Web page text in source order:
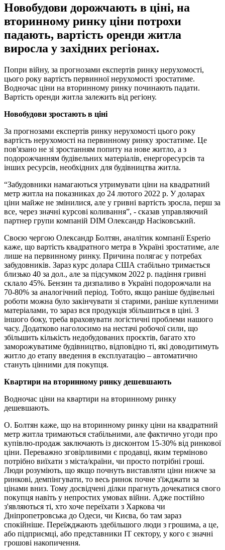
Новобудови дорожчають в ціні, на
вторинному ринку ціни потрохи
падають, вартість оренди житла
виросла у західних регіонах.
Попри війну, за прогнозами експертів ринку нерухомості,
цього року вартість первинної нерухомості зростатиме.
Водночас ціни на вторинному ринку починають падати.
Вартість оренди житла залежить від регіону.
Новобудови зростають в ціні
За прогнозами експертів ринку нерухомості цього року
вартість нерухомості на первинному ринку зростатиме. Це
пов'язано не зі зростанням попиту на нове житло, а з
подорожчанням будівельних матеріалів, енергоресурсів та
інших ресурсів, необхідних для будівництва житла.
“Забудовники намагаються утримувати ціни на квадратний
метр житла на показниках до 24 лютого 2022 р. У доларах
ціни майже не змінилися, але у гривні вартість зросла, перш за
все, через значні курсові коливання”, - сказав управляючий
партнер групи компаній DIM Олександр Насіковський.
Своєю чергою Олександр Болтян, аналітик компанії Esperio
каже, що вартість квадратного метра в Україні зростатиме, але
лише на первинному ринку. Причина полягає у потребах
забудовників. Зараз курс долара США стабільно тримається
близько 40 за дол., але за підсумком 2022 р. падіння гривні
склало 45%. Бензин та дизпаливо в Україні подорожчали на
70-80% за аналогічний період. Тобто, якщо раніше будівельні
роботи можна було закінчувати зі старими, раніше купленими
матеріалами, то зараз вся продукція збільшиться в ціні. З
іншого боку, треба враховувати логістичні проблеми нашого
часу. Додатково наголосимо на нестачі робочої сили, що
збільшить кількість недобудованих проєктів, багато хто
заморожуватиме будівництво, відповідно ті, які доводитимуть
житло до етапу введення в експлуатацію – автоматично
стануть цінними для покупця.
Квартири на вторинному ринку дешевшають
Водночас ціни на квартири на вторинному ринку
дешевшають.
О. Болтян каже, що на вторинному ринку ціни на квадратний
метр житла тримаються стабільними, але фактично угоди про
купівлю-продаж заключають із дисконтом 15-30% від ринкової
ціни. Переважно зговірливими є продавці, яким терміново
потрібно виїхати з міста/країни, чи просто потрібні гроші.
Люди розуміють, що якщо почнуть виставляти ціни нижче за
ринкові, демпінгувати, то весь ринок почне з'їжджати за
цінами вниз. Тому досвідчені ділки прагнуть дочекатися свого
покупця навіть у непростих умовах війни. Адже постійно
з'являються ті, хто хоче переїхати з Харкова чи
Дніпропетровська до Одеси, чи Києва, бо там зараз
спокійніше. Переїжджають здебільшого люди з грошима, а це,
або підприємці, або представники IT сектору, у кого є значні
грошові накопичення.